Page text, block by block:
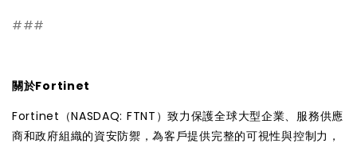
###
關於Fortinet
Fortinet（NASDAQ: FTNT）致力保護全球大型企業、服務供應
商和政府組織的資安防禦，為客戶提供完整的可視性與控制力，